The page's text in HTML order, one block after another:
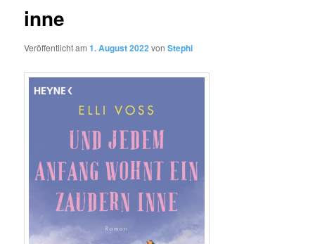
inne
Veröffentlicht am1. August 2022vonStephi